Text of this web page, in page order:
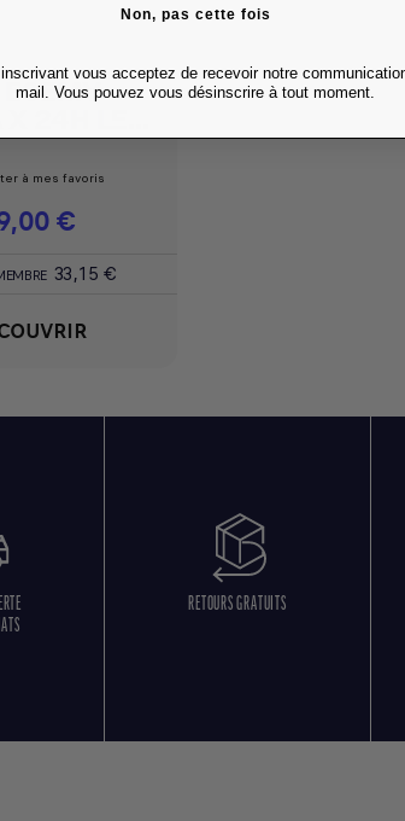
express
ESEMY -
à mes favoris
€
33,15 €
RETOURS GRATUITS
Non, pas cette fois
vous acceptez de recevoir notre
mail. Vous pouvez vous désinscrire à tout moment.